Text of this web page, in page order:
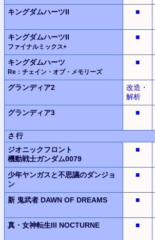
キングダムハーツII
■
キングダムハーツII
ファイナルミックス+
■
キングダムハーツ
Re：チェイン・オブ・メモリーズ
■
グランディア2
改造・
解析
グランディア3
■
さ行
ジオニックフロント
機動戦士ガンダム0079
■
少年ヤンガスと不思議のダンジョ
ン
■
新 鬼武者 DAWN OF DREAMS ■
真・女神転生III NOCTURNE
■